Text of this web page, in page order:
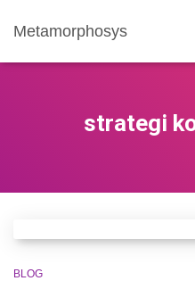
Metamorphosys
strategi
BLOG